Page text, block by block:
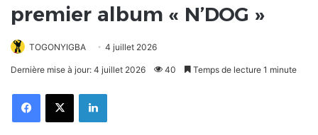
premier album « N’DOG »
TOGONYIGBA 4 juillet 2026
Dernière mise à jour: 4 juillet 2026 40 Temps de lecture 1 minute
FacebookX Linkedin